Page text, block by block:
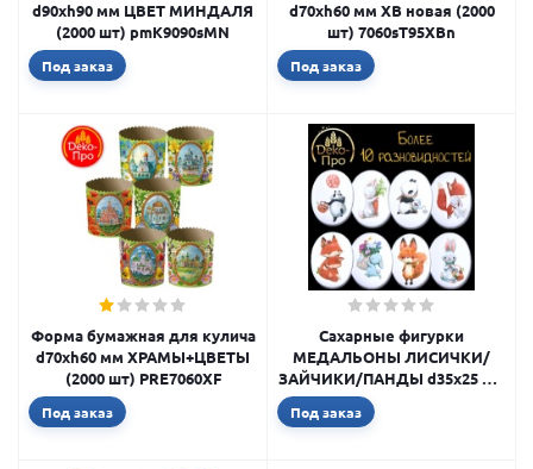
d90xh90 мм ЦВЕТ МИНДАЛЯ
(2000 шт) pmK9090sMN
Под заказ
d70xh60 мм ХВ новая (2000
шт) 7060sT95XBn
Под заказ
Форма бумажная для кулича
d70xh60 мм ХРАМЫ+ЦВЕТЫ
(2000 шт) PRE7060XF
Под заказ
Сахарные фигурки
МЕДАЛЬОНЫ ЛИСИЧКИ/
ЗАЙЧИКИ/ПАНДЫ d35х25 мм
(упаковка 300 шт) tp62080
Под заказ